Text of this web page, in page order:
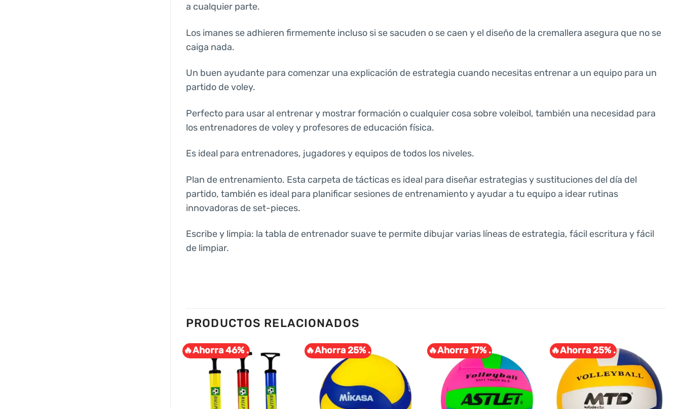
a cualquier parte.
Los imanes se adhieren firmemente incluso si se sacuden o se caen y el diseño de la cremallera asegura que no se
caiga nada.
Un buen ayudante para comenzar una explicación de estrategia cuando necesitas entrenar a un equipo para un
partido de voley.
Perfecto para usar al entrenar y mostrar formación o cualquier cosa sobre voleibol, también una necesidad para
los entrenadores de voley y profesores de educación física.
Es ideal para entrenadores, jugadores y equipos de todos los niveles.
Plan de entrenamiento. Esta carpeta de tácticas es ideal para diseñar estrategias y sustituciones del día del
partido, también es ideal para planificar sesiones de entrenamiento y ayudar a tu equipo a idear rutinas
innovadoras de set-pieces.
Escribe y limpia: la tabla de entrenador suave te permite dibujar varias líneas de estrategia, fácil escritura y fácil
de limpiar.
PRODUCTOS RELACIONADOS
🔥Ahorra 46% . 🔥Ahorra 25% . 🔥Ahorra 17% . 🔥Ahorra 25% .